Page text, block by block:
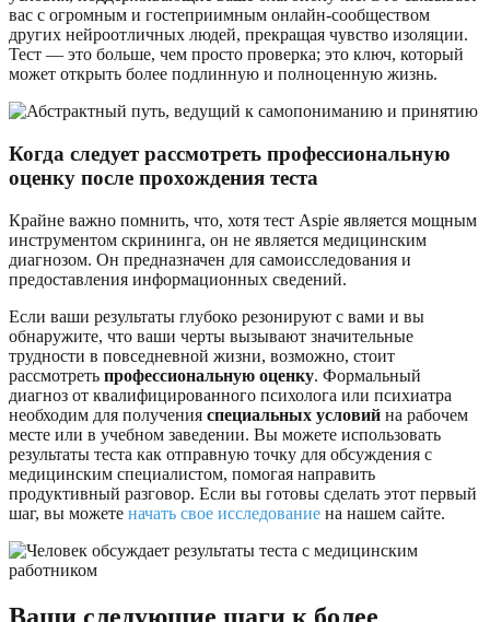
вас с огромным и гостеприимным онлайн-сообществом
других нейроотличных людей, прекращая чувство изоляции.
Тест — это больше, чем просто проверка; это ключ, который
может открыть более подлинную и полноценную жизнь.
Когда следует рассмотреть профессиональную
оценку после прохождения теста
Крайне важно помнить, что, хотя тест Aspie является мощным
инструментом скрининга, он не является медицинским
диагнозом. Он предназначен для самоисследования и
предоставления информационных сведений.
Если ваши результаты глубоко резонируют с вами и вы
обнаружите, что ваши черты вызывают значительные
трудности в повседневной жизни, возможно, стоит
рассмотреть профессиональную оценку. Формальный
диагноз от квалифицированного психолога или психиатра
необходим для получения специальных условий на рабочем
месте или в учебном заведении. Вы можете использовать
результаты теста как отправную точку для обсуждения с
медицинским специалистом, помогая направить
продуктивный разговор. Если вы готовы сделать этот первый
шаг, вы можете начать свое исследование на нашем сайте.
Ваши следующие шаги к более